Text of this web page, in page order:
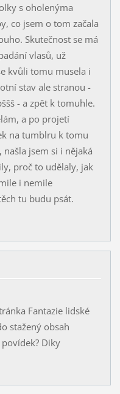
s oholenýma
co jsem o tom začala
Skutečnost se má
vlasů, už
kvůli tomu musela i
stav ale stranou -
- a zpět k tomuhle.
a po projetí
na tumblru k tomu
jsem si i nějaká
proč to udělaly, jak
i nemile
tu budu psát.
Fantazie lidské
stažený obsah
Diky